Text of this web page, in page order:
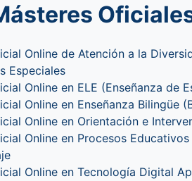
Online de Atención a la
Especiales
Online en ELE (Enseñanza de
Online en Enseñanza Bilingüe
Online en Orientación e
Online en Procesos
Online en Tecnología Digital